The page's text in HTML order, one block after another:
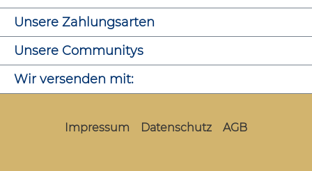
Unsere Zahlungsarten
Unsere Communitys
Wir versenden mit:
Impressum Datenschutz AGB